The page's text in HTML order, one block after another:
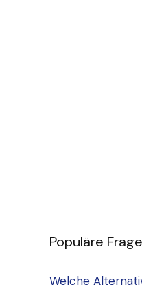
Populäre
Welche